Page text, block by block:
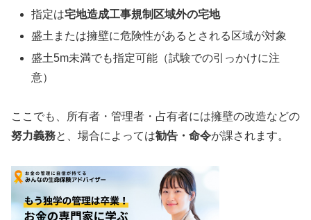
指定は宅地造成工事規制区域外の宅地
盛土または擁壁に危険性があるとされる区域が対象
盛土5m未満でも指定可能（試験での引っかけに注
意）
ここでも、所有者・管理者・占有者には擁壁の改造などの
努力義務と、場合によっては勧告・命令が課されます。